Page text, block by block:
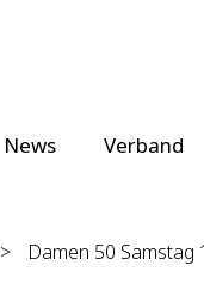
News Verband
>
Damen 50 Samstag